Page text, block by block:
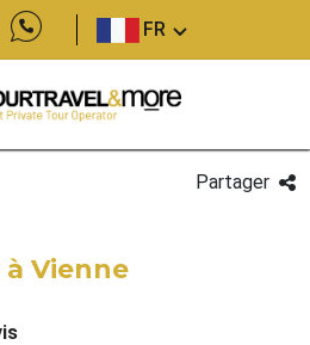
FR
Partager
Vienne